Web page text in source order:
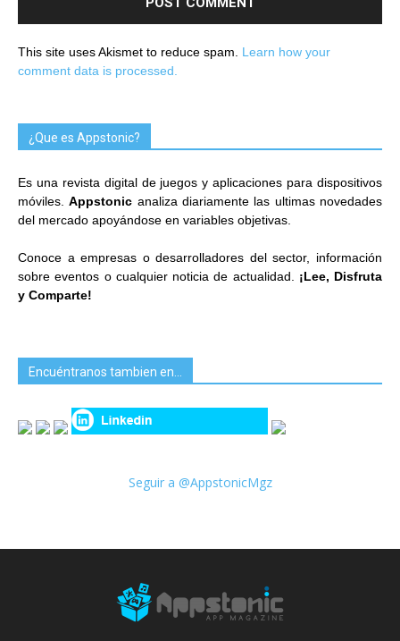
This site uses Akismet to reduce spam. Learn how your
comment data is processed.
¿Que es Appstonic?
Es una revista digital de juegos y aplicaciones para dispositivos
móviles.Appstonic analiza diariamente las ultimas novedades
del mercado apoyándose en variables objetivas.
Conoce a empresas o desarrolladores del sector, información
sobre eventos o cualquier noticia de actualidad. ¡Lee, Disfruta
y Comparte!
Encuéntranos tambien en…
Seguir a @AppstonicMgz